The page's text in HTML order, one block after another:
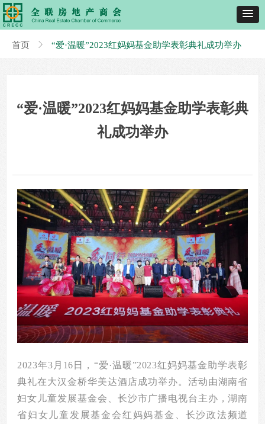
“爱·温暖”2023红妈妈基金助学表彰典
礼成功举办
2023年3月16日，“爱·温暖”2023红妈妈基金助学表彰
典礼在大汉金桥华美达酒店成功举办。 活动由湖南省
妇女儿童发展基金会、长沙市广播电视台主办，湖南
省妇女儿童发展基金会红妈妈基金、长沙政法频道
首页 ꁕ “爱·温暖”2023红妈妈基金助学表彰典礼成功举办